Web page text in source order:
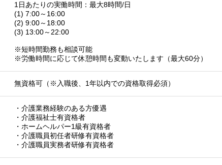
1日あたりの実働時間：最大8時間/日
(1) 7:00～16:00
(2) 9:00～18:00
(3) 13:00～22:00
※短時間勤務も相談可能
※労働時間に応じて休憩時間も変動いたします（最大60分）
無資格可（※入職後、1年以内での資格取得必須）
・介護業務経験のある方優遇
・介護福祉士有資格者
・ホームヘルパー1級有資格者
・介護職員初任者研修有資格者
・介護職員実務者研修有資格者